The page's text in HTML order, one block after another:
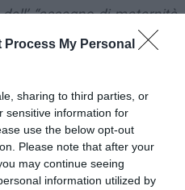
Process My Personal
sharing to third parties, or
sensitive information for
use the below opt-out
Please note that after your
may continue seeing
information utilized by
“assegno di maternità
”. Si tratta di un aiuto
2.000 euro versato dallo
che, avendo versato
maturato i requisiti
maternità ordinaria.